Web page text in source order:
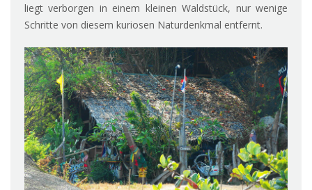
liegt verborgen in einem kleinen Waldstück, nur wenige
Schritte von diesem kuriosen Naturdenkmal entfernt.